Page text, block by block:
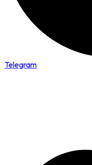
Telegram